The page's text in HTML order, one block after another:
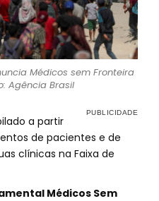
Médicos sem Fronteira
Agência Brasil
a partir
de pacientes e de
clínicas na Faixa de
Médicos Sem